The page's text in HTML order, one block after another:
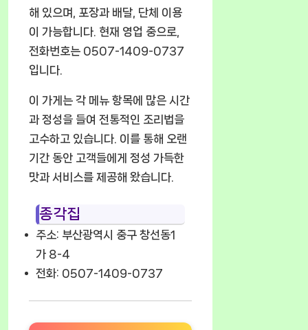
해 있으며, 포장과 배달, 단체 이용
이 가능합니다. 현재 영업 중으로,
전화번호는 0507-1409-0737
입니다.
이 가게는 각 메뉴 항목에 많은 시간
과 정성을 들여 전통적인 조리법을
고수하고 있습니다. 이를 통해 오랜
기간 동안 고객들에게 정성 가득한
맛과 서비스를 제공해 왔습니다.
종각집
주소: 부산광역시 중구 창선동1
가 8-4
전화: 0507-1409-0737